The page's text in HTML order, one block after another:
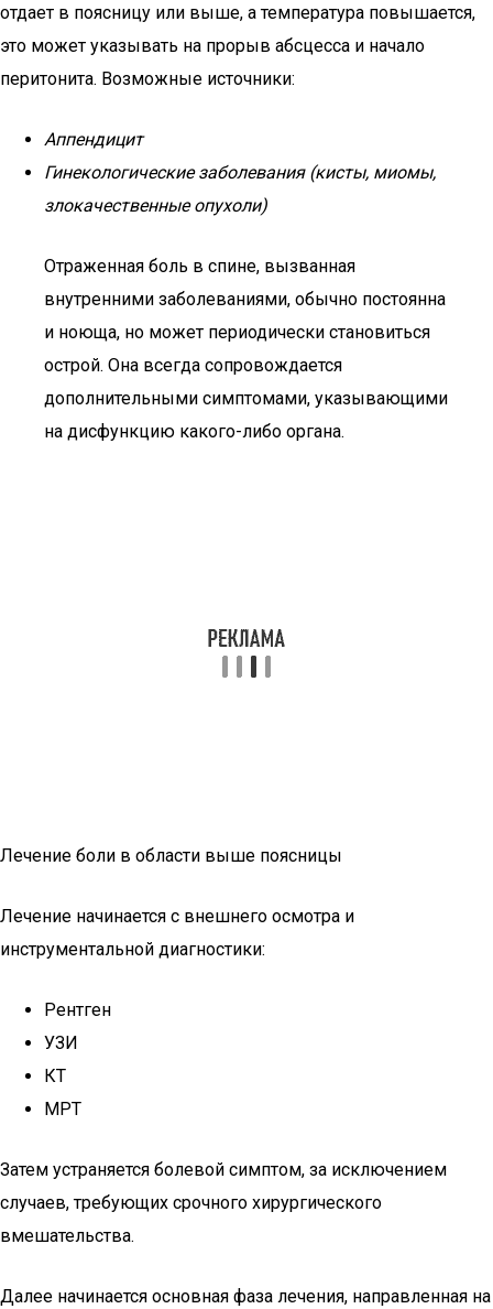
отдает в поясницу или выше, а температура повышается,
это может указывать на прорыв абсцесса и начало
перитонита. Возможные источники:
Аппендицит
Гинекологические заболевания (кисты, миомы,
злокачественные опухоли)
Отраженная боль в спине, вызванная
внутренними заболеваниями, обычно постоянна
и ноюща, но может периодически становиться
острой. Она всегда сопровождается
дополнительными симптомами, указывающими
на дисфункцию какого-либо органа.
Лечение боли в области выше поясницы
Лечение начинается с внешнего осмотра и
инструментальной диагностики:
Рентген
УЗИ
КТ
МРТ
Затем устраняется болевой симптом, за исключением
случаев, требующих срочного хирургического
вмешательства.
Далее начинается основная фаза лечения, направленная на